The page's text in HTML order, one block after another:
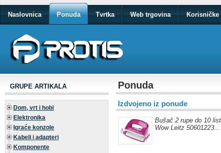
Naslovnica Ponuda Tvrtka Web trgovina Korisničke
GRUPE ARTIKALA
Dom, vrt i hobi
Elektronika
Igraće konzole
Kabeli i adapteri
Komponente
Ponuda
Izdvojeno iz ponude
Bušač 2 rupe do 10
Wow Leitz 50601223...